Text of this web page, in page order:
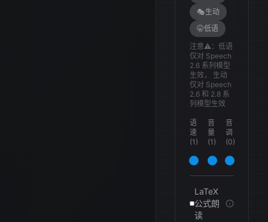
🎭生动
🤫低语
注意⚠️：低语
仅对 Speech
2.6 系列模型
生效， 生动
仅对 Speech
2.6 和 2.8 系
列模型生效
语
速
(1 )
音
量
(1 )
音
调
(0)
LaTeX
公式朗
读